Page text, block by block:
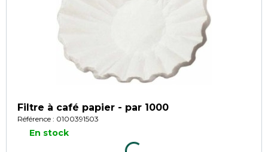
Filtre à café papier - par 1000
Référence : 0100391503
En stock